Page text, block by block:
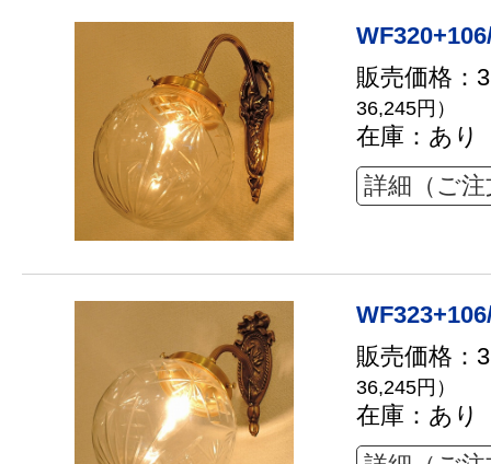
販売価格：
36,245円）
在庫：あり
詳細（ご
販売価格：
36,245円）
在庫：あり